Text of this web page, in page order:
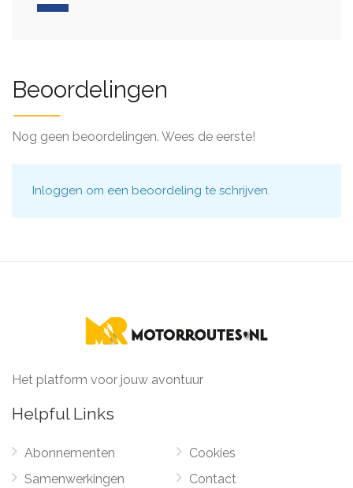
Beoordelingen
Nog geen beoordelingen. Wees de eerste!
Inloggen om een beoordeling te schrijven.
Het platform voor jouw avontuur
Helpful Links
Abonnementen
Samenwerkingen
Cookies
Contact